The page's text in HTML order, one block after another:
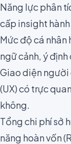
Năng lực phân
cấp insight
Mức độ cá nhân
ngữ cảnh, ý
Giao diện người
(UX) có trực
không.
Tổng chi phí sở
năng hoàn vốn